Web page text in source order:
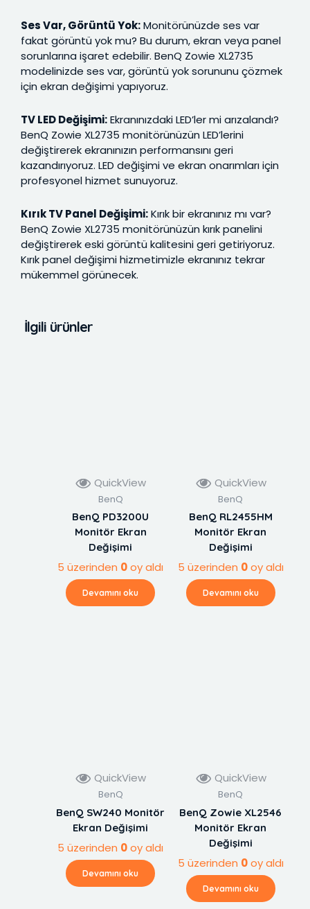
Ses Var, Görüntü Yok:Monitörünüzde ses var
fakat görüntü yok mu? Bu durum, ekran veya panel
sorunlarına işaret edebilir. BenQ Zowie XL2735
modelinizde ses var, görüntü yok sorununu çözmek
için ekran değişimi yapıyoruz.
TV LED Değişimi:Ekranınızdaki LED’ler mi arızalandı?
BenQ Zowie XL2735 monitörünüzün LED’lerini
değiştirerek ekranınızın performansını geri
kazandırıyoruz. LED değişimi ve ekran onarımları için
profesyonel hizmet sunuyoruz.
Kırık TV Panel Değişimi:Kırık bir ekranınız mı var?
BenQ Zowie XL2735 monitörünüzün kırık panelini
değiştirerek eski görüntü kalitesini geri getiriyoruz.
Kırık panel değişimi hizmetimizle ekranınız tekrar
mükemmel görünecek.
İlgili ürünler
QuickView
BenQ
BenQ PD3200U
Monitör Ekran
Değişimi
5 üzerinden 0oy aldı
Devamını oku
QuickView
BenQ
BenQ RL2455HM
Monitör Ekran
Değişimi
5 üzerinden 0oy aldı
Devamını oku
QuickView
BenQ
BenQ SW240 Monitör
Ekran Değişimi
5 üzerinden 0oy aldı
Devamını oku
QuickView
BenQ
BenQ Zowie XL2546
Monitör Ekran
Değişimi
5 üzerinden 0oy aldı
Devamını oku